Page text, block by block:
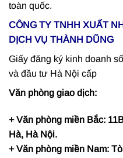
toàn quốc.
CÔNG TY TNHH XUẤT
DỊCH VỤ THÀNH DŨNG
Giấy đăng ký kinh doanh
và đầu tư Hà Nội cấp
Văn phòng giao dịch:
+ Văn phòng miền Bắc:
Hà, Hà Nội.
+ Văn phòng miền Nam: